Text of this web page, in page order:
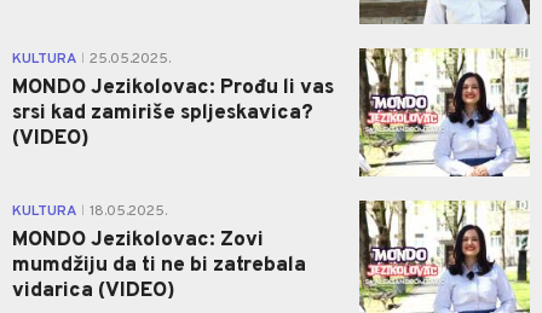
KULTURA 25.05.2025.
MONDO Jezikolovac: Prođu li vas
srsi kad zamiriše spljeskavica?
(VIDEO)
1
KULTURA 18.05.2025.
MONDO Jezikolovac: Zovi
mumdžiju da ti ne bi zatrebala
vidarica (VIDEO)
0